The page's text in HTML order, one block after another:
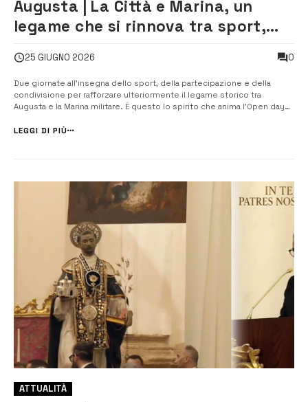
Augusta | La Città e Marina, un
legame che si rinnova tra sport,
alla comunità
25 GIUGNO 2026 0
Due giornate all’insegna dello sport, della partecipazione e della
condivisione per rafforzare ulteriormente il legame storico tra
Augusta e la Marina militare. È questo lo spirito che anima l’Open day
programma il 27 e 28 giugno presso la base navale megarese. La
LEGGI DI PIÙ
ATTUALITÀ